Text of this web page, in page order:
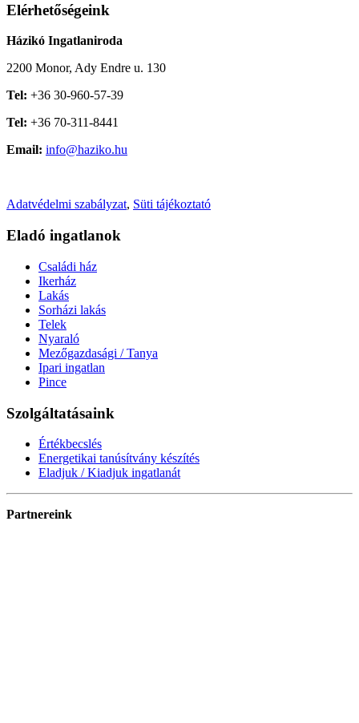
Elérhetőségeink
Házikó Ingatlaniroda
2200 Monor, Ady Endre u. 130
Tel: +36 30-960-57-39
Tel: +36 70-311-8441
Email: info@haziko.hu
Adatvédelmi szabályzat, Süti tájékoztató
Eladó ingatlanok
Családi ház
Ikerház
Lakás
Sorházi lakás
Telek
Nyaraló
Mezőgazdasági / Tanya
Ipari ingatlan
Pince
Szolgáltatásaink
Értékbecslés
Energetikai tanúsítvány készítés
Eladjuk / Kiadjuk ingatlanát
Partnereink